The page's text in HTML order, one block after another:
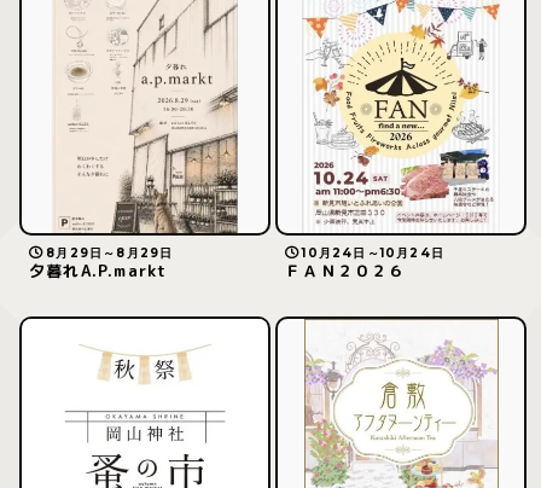
8月29日～8月29日
夕暮れA.P.markt
10月24日～10月24日
ＦＡＮ２０２６